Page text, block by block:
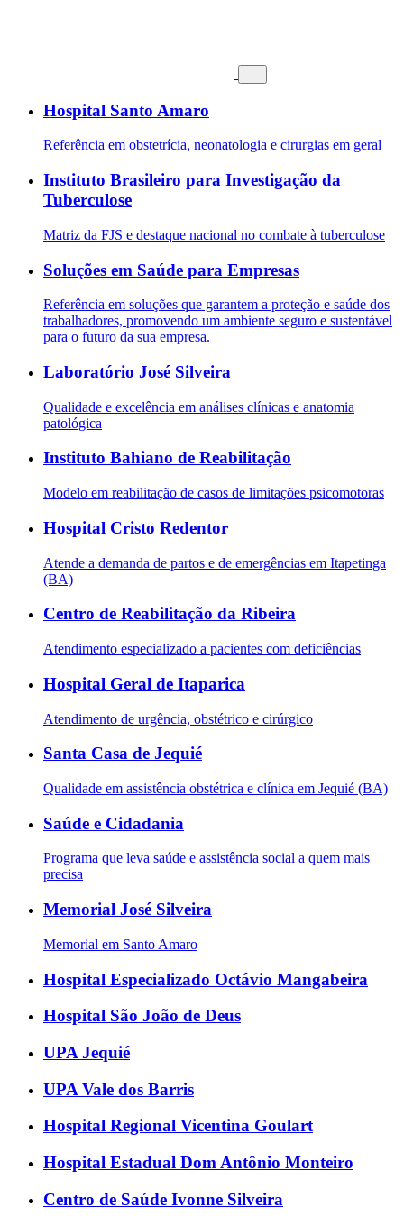
Hospital Santo Amaro
Referência em obstetrícia, neonatologia e cirurgias em geral
Instituto Brasileiro para Investigação da
Tuberculose
Matriz da FJS e destaque nacional no combate à tuberculose
Soluções em Saúde para Empresas
Referência em soluções que garantem a proteção e saúde dos
trabalhadores, promovendo um ambiente seguro e sustentável
para o futuro da sua empresa.
Laboratório José Silveira
Qualidade e excelência em análises clínicas e anatomia
patológica
Instituto Bahiano de Reabilitação
Modelo em reabilitação de casos de limitações psicomotoras
Hospital Cristo Redentor
Atende a demanda de partos e de emergências em Itapetinga
(BA)
Centro de Reabilitação da Ribeira
Atendimento especializado a pacientes com deficiências
Hospital Geral de Itaparica
Atendimento de urgência, obstétrico e cirúrgico
Santa Casa de Jequié
Qualidade em assistência obstétrica e clínica em Jequié (BA)
Saúde e Cidadania
Programa que leva saúde e assistência social a quem mais
precisa
Memorial José Silveira
Memorial em Santo Amaro
Hospital Especializado Octávio Mangabeira
Hospital São João de Deus
UPA Jequié
UPA Vale dos Barris
Hospital Regional Vicentina Goulart
Hospital Estadual Dom Antônio Monteiro
Centro de Saúde Ivonne Silveira